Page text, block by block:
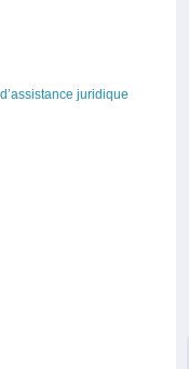
juridique